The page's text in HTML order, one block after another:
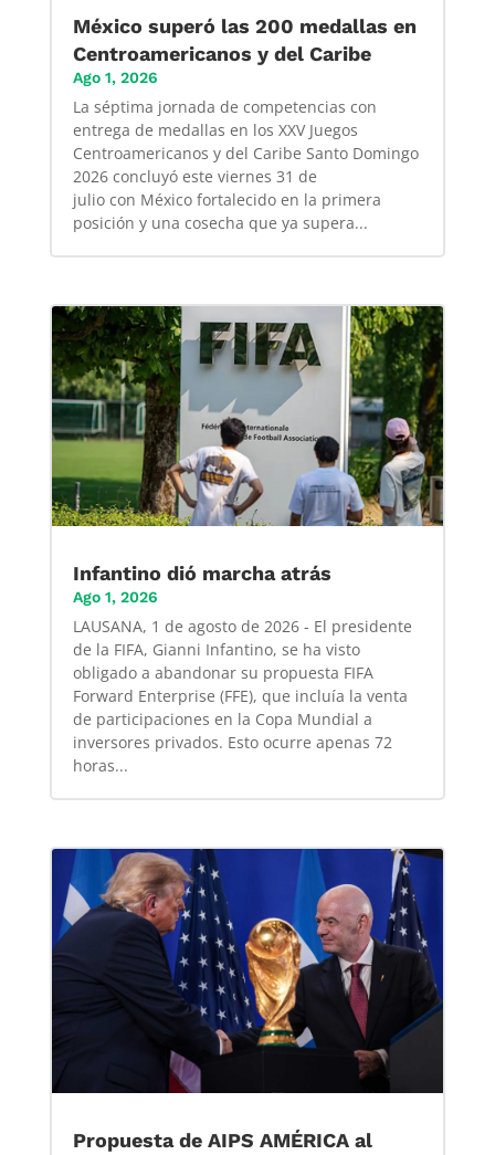
México superó las 200 medallas en
Centroamericanos y del Caribe
Ago 1, 2026
La séptima jornada de competencias con
entrega de medallas en los XXV Juegos
Centroamericanos y del Caribe Santo Domingo
2026 concluyó este viernes 31 de
julio con México fortalecido en la primera
posición y una cosecha que ya supera...
Infantino dió marcha atrás
Ago 1, 2026
LAUSANA, 1 de agosto de 2026 - El presidente
de la FIFA, Gianni Infantino, se ha visto
obligado a abandonar su propuesta FIFA
Forward Enterprise (FFE), que incluía la venta
de participaciones en la Copa Mundial a
inversores privados. Esto ocurre apenas 72
horas...
Propuesta de AIPS AMÉRICA al